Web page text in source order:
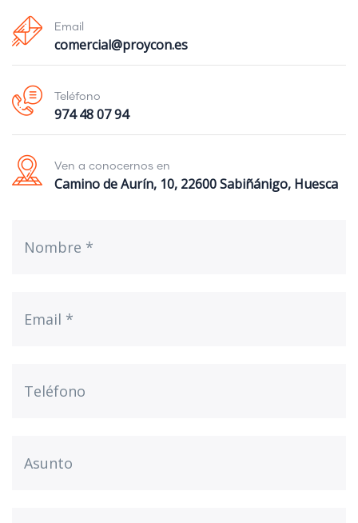
Email
comercial@proycon.es
Teléfono
974 48 07 94
Ven a conocernos en
Camino de Aurín, 10, 22600 Sabiñánigo, Huesca